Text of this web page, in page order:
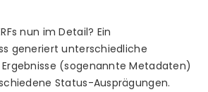
nun im Detail? Ein
generiert unterschiedliche
(sogenannte Metadaten)
Status-Ausprägungen.